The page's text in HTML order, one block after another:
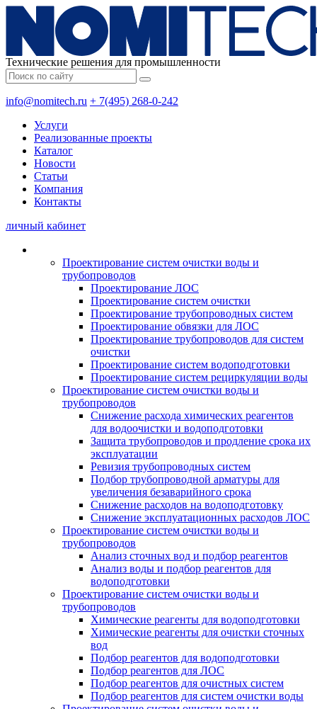
Технические решения для промышленности
info@nomitech.ru + 7(495) 268-0-242
Услуги
Реализованные проекты
Каталог
Новости
Статьи
Компания
Контакты
личный кабинет
Проектирование систем очистки воды и
трубопроводов
Проектирование ЛОС
Проектирование систем очистки
Проектирование трубопроводных систем
Проектирование обвязки для ЛОС
Проектирование трубопроводов для систем
очистки
Проектирование систем водоподготовки
Проектирование систем рециркуляции воды
Проектирование систем очистки воды и
трубопроводов
Снижение расхода химических реагентов
для водоочистки и водоподготовки
Защита трубопроводов и продление срока их
эксплуатации
Ревизия трубопроводных систем
Подбор трубопроводной арматуры для
увеличения безаварийного срока
Снижение расходов на водоподготовку
Снижение эксплуатационных расходов ЛОС
Проектирование систем очистки воды и
трубопроводов
Анализ сточных вод и подбор реагентов
Анализ воды и подбор реагентов для
водоподготовки
Проектирование систем очистки воды и
трубопроводов
Химические реагенты для водоподготовки
Химические реагенты для очистки сточных
вод
Подбор реагентов для водоподготовки
Подбор реагентов для ЛОС
Подбор реагентов для очистных систем
Подбор реагентов для систем очистки воды